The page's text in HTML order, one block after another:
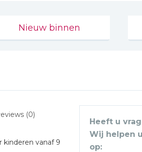
Nieuw binnen
(0)
kinderen vanaf 9
Heeft u
Wij helpen
op: